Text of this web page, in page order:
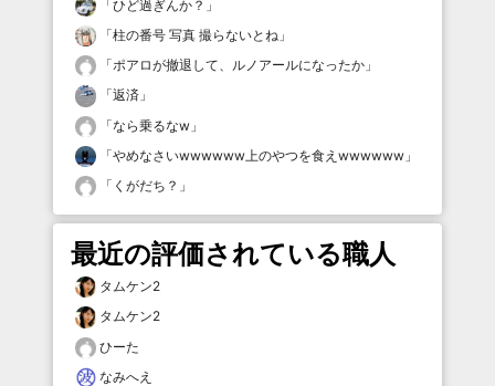
「ひど過ぎんか？ 」
「柱の番号 写真 撮らないとね 」
「ポアロが撤退して、ルノアールになったか 」
「返済 」
「なら乗るなw 」
「やめなさいwwwwww上のやつを食えwwwwww 」
「 くがだち？ 」
最近の評価されている職人
タムケン2
タムケン2
ひーた
なみへえ